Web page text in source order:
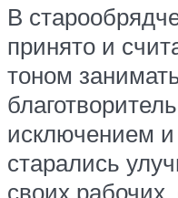
В
принято и
тоном
исключением
старались
своих рабочих,